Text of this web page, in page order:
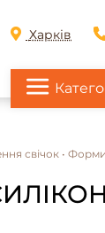
Харків
свічок • Форми